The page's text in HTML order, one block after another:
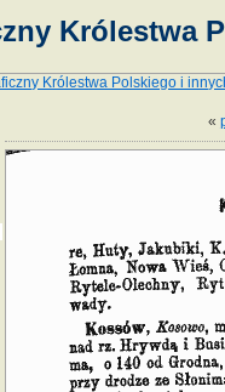
Królestwa
Królestwa Polskiego i
«